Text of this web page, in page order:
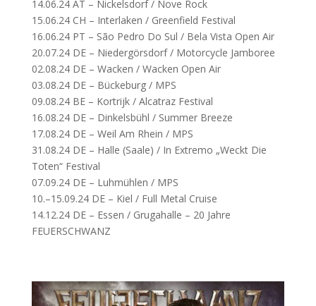
14.06.24 AT – Nickelsdorf / Nove Rock
15.06.24 CH – Interlaken / Greenfield Festival
16.06.24 PT – São Pedro Do Sul / Bela Vista Open Air
20.07.24 DE – Niedergörsdorf / Motorcycle Jamboree
02.08.24 DE – Wacken / Wacken Open Air
03.08.24 DE – Bückeburg / MPS
09.08.24 BE – Kortrijk / Alcatraz Festival
16.08.24 DE – Dinkelsbühl / Summer Breeze
17.08.24 DE – Weil Am Rhein / MPS
31.08.24 DE – Halle (Saale) / In Extremo „Weckt Die
Toten“ Festival
07.09.24 DE – Luhmühlen / MPS
10.–15.09.24 DE – Kiel / Full Metal Cruise
14.12.24 DE – Essen / Grugahalle – 20 Jahre
FEUERSCHWANZ